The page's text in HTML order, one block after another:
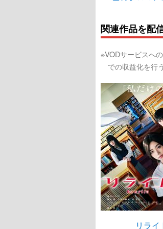
関連作品を配
※VODサービスへ
での収益化を行
リライ